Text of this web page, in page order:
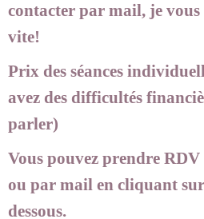
contacter par mail, je
vite!
Prix des séances
avez des difficultés
parler)
Vous pouvez prendre RDV
ou par mail en cliquant
dessous.